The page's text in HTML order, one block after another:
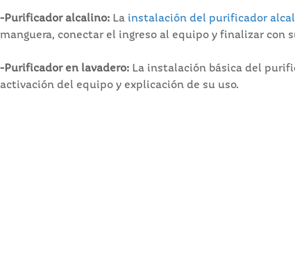
-Purificador alcalino: La instalación del purificador
manguera, conectar el ingreso al equipo y finalizar con
-Purificador en lavadero: La instalación básica del
activación del equipo y explicación de su uso.